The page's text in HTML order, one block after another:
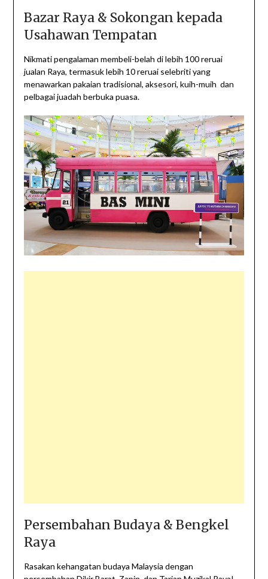
Bazar Raya & Sokongan kepada
Usahawan Tempatan
Nikmati pengalaman membeli-belah di lebih 100 reruai
jualan Raya, termasuk lebih 10 reruai selebriti yang
menawarkan pakaian tradisional, aksesori, kuih-muih dan
pelbagai juadah berbuka puasa.
Persembahan Budaya & Bengkel
Raya
Rasakan kehangatan budaya Malaysia dengan